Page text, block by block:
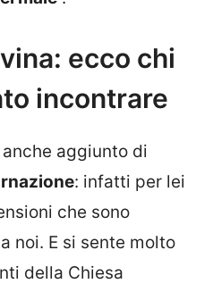
ecco chi
incontrare
aggiunto di
: infatti per lei
che sono
noi. E si sente molto
della Chiesa